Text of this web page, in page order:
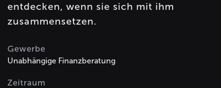
entdecken, wenn sie sich mit ihm
zusammensetzen.
Gewerbe
Unabhängige Finanzberatung
Zeitraum